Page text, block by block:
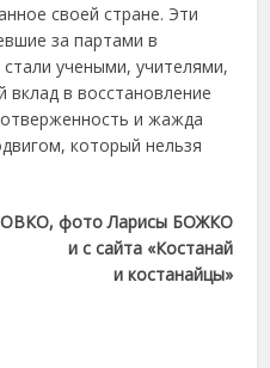
своей стране. Эти
за партами в
учеными, учителями,
в восстановление
и жажда
который нельзя
фото Ларисы БОЖКО
и с сайта «Костанай
и костанайцы»